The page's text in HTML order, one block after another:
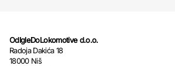
OdIgleDoLokomotive d.o.o.
Radoja Dakića 18
18000 Niš